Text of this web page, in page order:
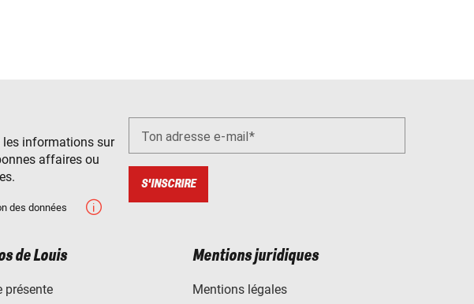
informations sur
affaires ou
des données
Ton adresse e-mail
S'INSCRIRE
de Louis
présente
Mentions juridiques
Mentions légales